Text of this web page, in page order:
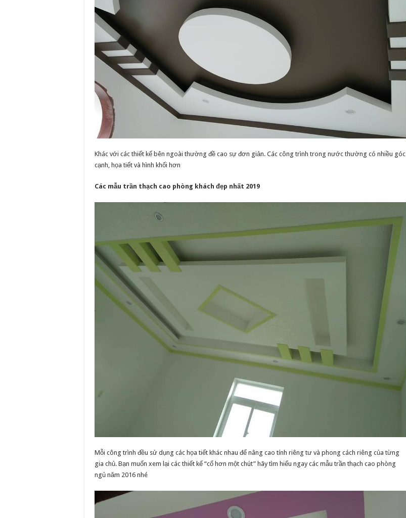
Khác với các thiết kế bên ngoài thường đề cao sự đơn giản. Các công trình trong nước thường có nhiều góc
cạnh, họa tiết và hình khối hơn
Các mẫu trần thạch cao phòng khách đẹp nhất 2019
Mỗi công trình đều sử dụng các họa tiết khác nhau để nâng cao tính riêng tư và phong cách riêng của từng
gia chủ. Bạn muốn xem lại các thiết kế “cổ hơn một chút” hãy tìm hiểu ngay các mẫu trần thạch cao phòng
ngủ năm 2016 nhé